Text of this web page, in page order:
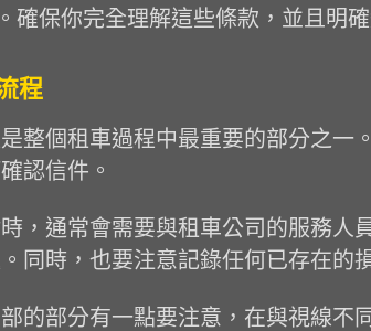
確保你完全理解這些條款，並且明
程
整個租車過程中最重要的部分之一
認信件。
，通常會需要與租車公司的服務
同時，也要注意記錄任何已存在的
的部分有一點要注意，在與視線